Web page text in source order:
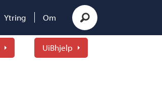
Ytring Om
UiBhjelp